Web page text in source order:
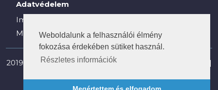
Weboldalunk a felhasználói élmény
fokozása érdekében sütiket használ.
Részletes információk
Adatvédelem
Impresszum
Média
2019-2025 © vesc.hu - Veszprémi Egyetemi Sport Club |